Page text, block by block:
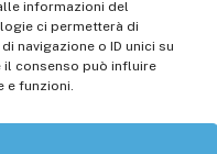
informazioni del
ci permetterà di
navigazione o ID unici su
consenso può influire
e funzioni.